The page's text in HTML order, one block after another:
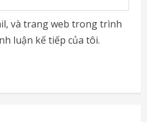
và trang web trong trình
luận kế tiếp của tôi.